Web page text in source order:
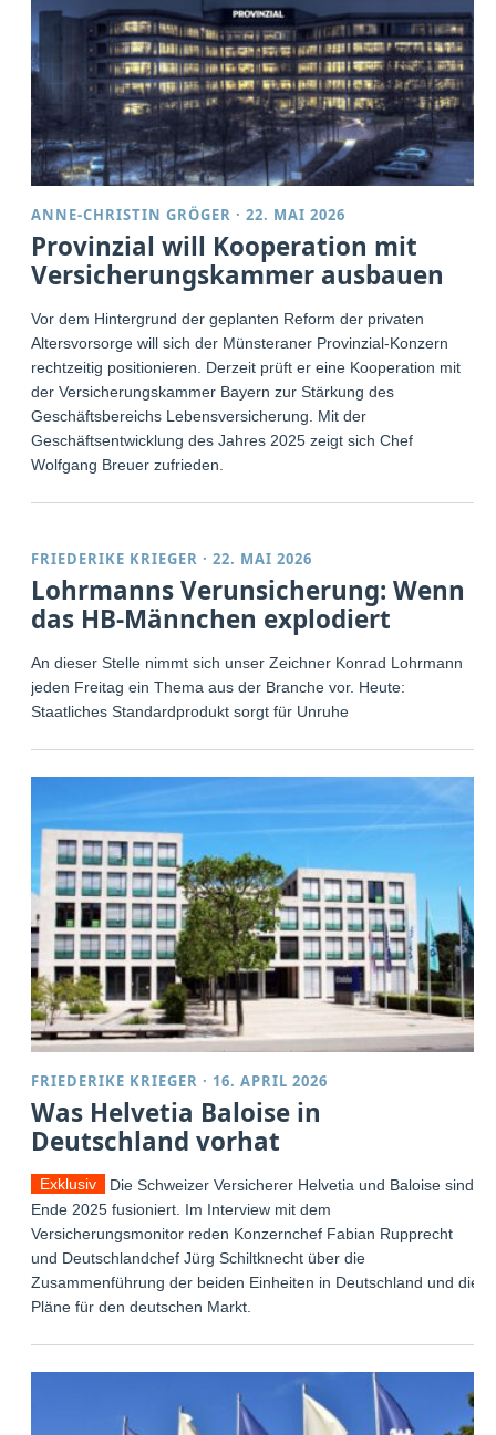
ANNE-CHRISTIN GRÖGER ·22. MAI 2026
Provinzial will Kooperation mit
Versicherungskammer ausbauen
Vor dem Hintergrund der geplanten Reform der privaten
Altersvorsorge will sich der Münsteraner Provinzial-Konzern
rechtzeitig positionieren. Derzeit prüft er eine Kooperation mit
der Versicherungskammer Bayern zur Stärkung des
Geschäftsbereichs Lebensversicherung. Mit der
Geschäftsentwicklung des Jahres 2025 zeigt sich Chef
Wolfgang Breuer zufrieden.
FRIEDERIKE KRIEGER ·22. MAI 2026
Lohrmanns Verunsicherung: Wenn
das HB-Männchen explodiert
An dieser Stelle nimmt sich unser Zeichner Konrad Lohrmann
jeden Freitag ein Thema aus der Branche vor. Heute:
Staatliches Standardprodukt sorgt für Unruhe
FRIEDERIKE KRIEGER · 16. APRIL 2026
Was Helvetia Baloise in
Deutschland vorhat
Exklusiv
Die Schweizer Versicherer Helvetia und Baloise sind
Ende 2025 fusioniert. Im Interview mit dem
Versicherungsmonitor reden Konzernchef Fabian Rupprecht
und Deutschlandchef Jürg Schiltknecht über die
Zusammenführung der beiden Einheiten in Deutschland und die
Pläne für den deutschen Markt.